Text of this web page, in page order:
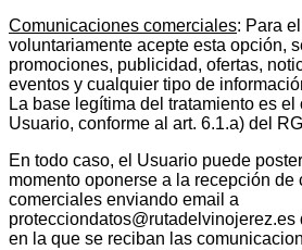
Comunicaciones comerciales: Para
voluntariamente acepte esta opción,
promociones, publicidad, ofertas,
eventos y cualquier tipo de
La base legítima del tratamiento es el
Usuario, conforme al art. 6.1.a) del
En todo caso, el Usuario puede
momento oponerse a la recepción de
comerciales enviando email a
en la que se reciban las